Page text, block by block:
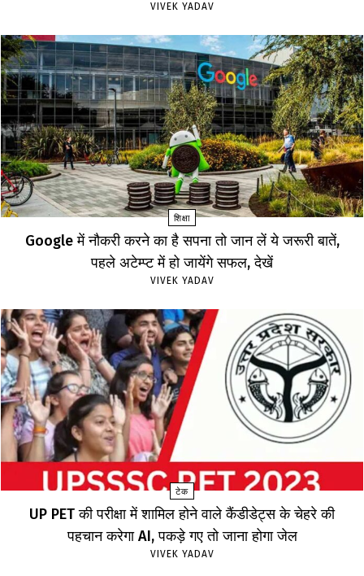
VIVEK YADAV
शिक्षा
Google में नौकरी करने का है सपना तो जान लें ये जरूरी बातें,
पहले अटेम्प्ट में हो जायेंगे सफल, देखें
VIVEK YADAV
टेक
UP PET की परीक्षा में शामिल होने वाले कैंडीडेट्स के चेहरे की
पहचान करेगा AI, पकड़े गए तो जाना होगा जेल
VIVEK YADAV